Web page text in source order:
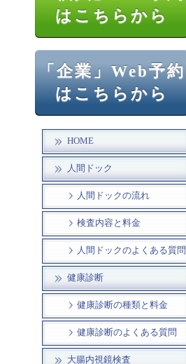
はこちらから
「企業」Web予約
はこちらから
HOME
人間ドック
人間ドックの流れ
検査内容と料金
人間ドックのよくある質問
健康診断
健康診断の種類と料金
健康診断のよくある質問
大腸内視鏡検査